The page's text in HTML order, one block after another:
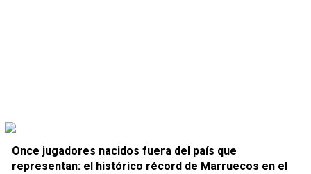
Once jugadores nacidos fuera del país que
representan: el histórico récord de Marruecos en el